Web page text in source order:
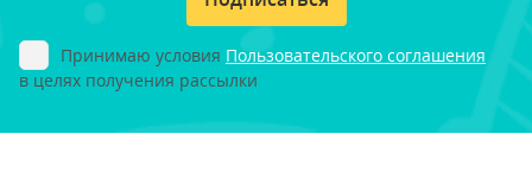
Принимаю условия Пользовательского соглашения
в целях получения рассылки